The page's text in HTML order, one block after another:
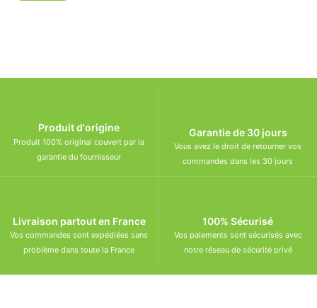
Produit d'origine
Produit 100% original couvert par la
garantie du fournisseur
Garantie de 30 jours
Vous avez le droit de retourner vos
commandes dans les 30 jours
Livraison partout en France
Vos commandes sont expédiées sans
problème dans toute la France
100% Sécurisé
Vos paiements sont sécurisés avec
notre réseau de sécurité privé